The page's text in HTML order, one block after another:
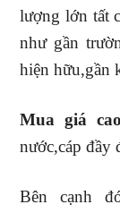
lượng lớn tất
như gần
hiện hữu,gần
Mua giá
nước,cáp đầy
Bên cạnh